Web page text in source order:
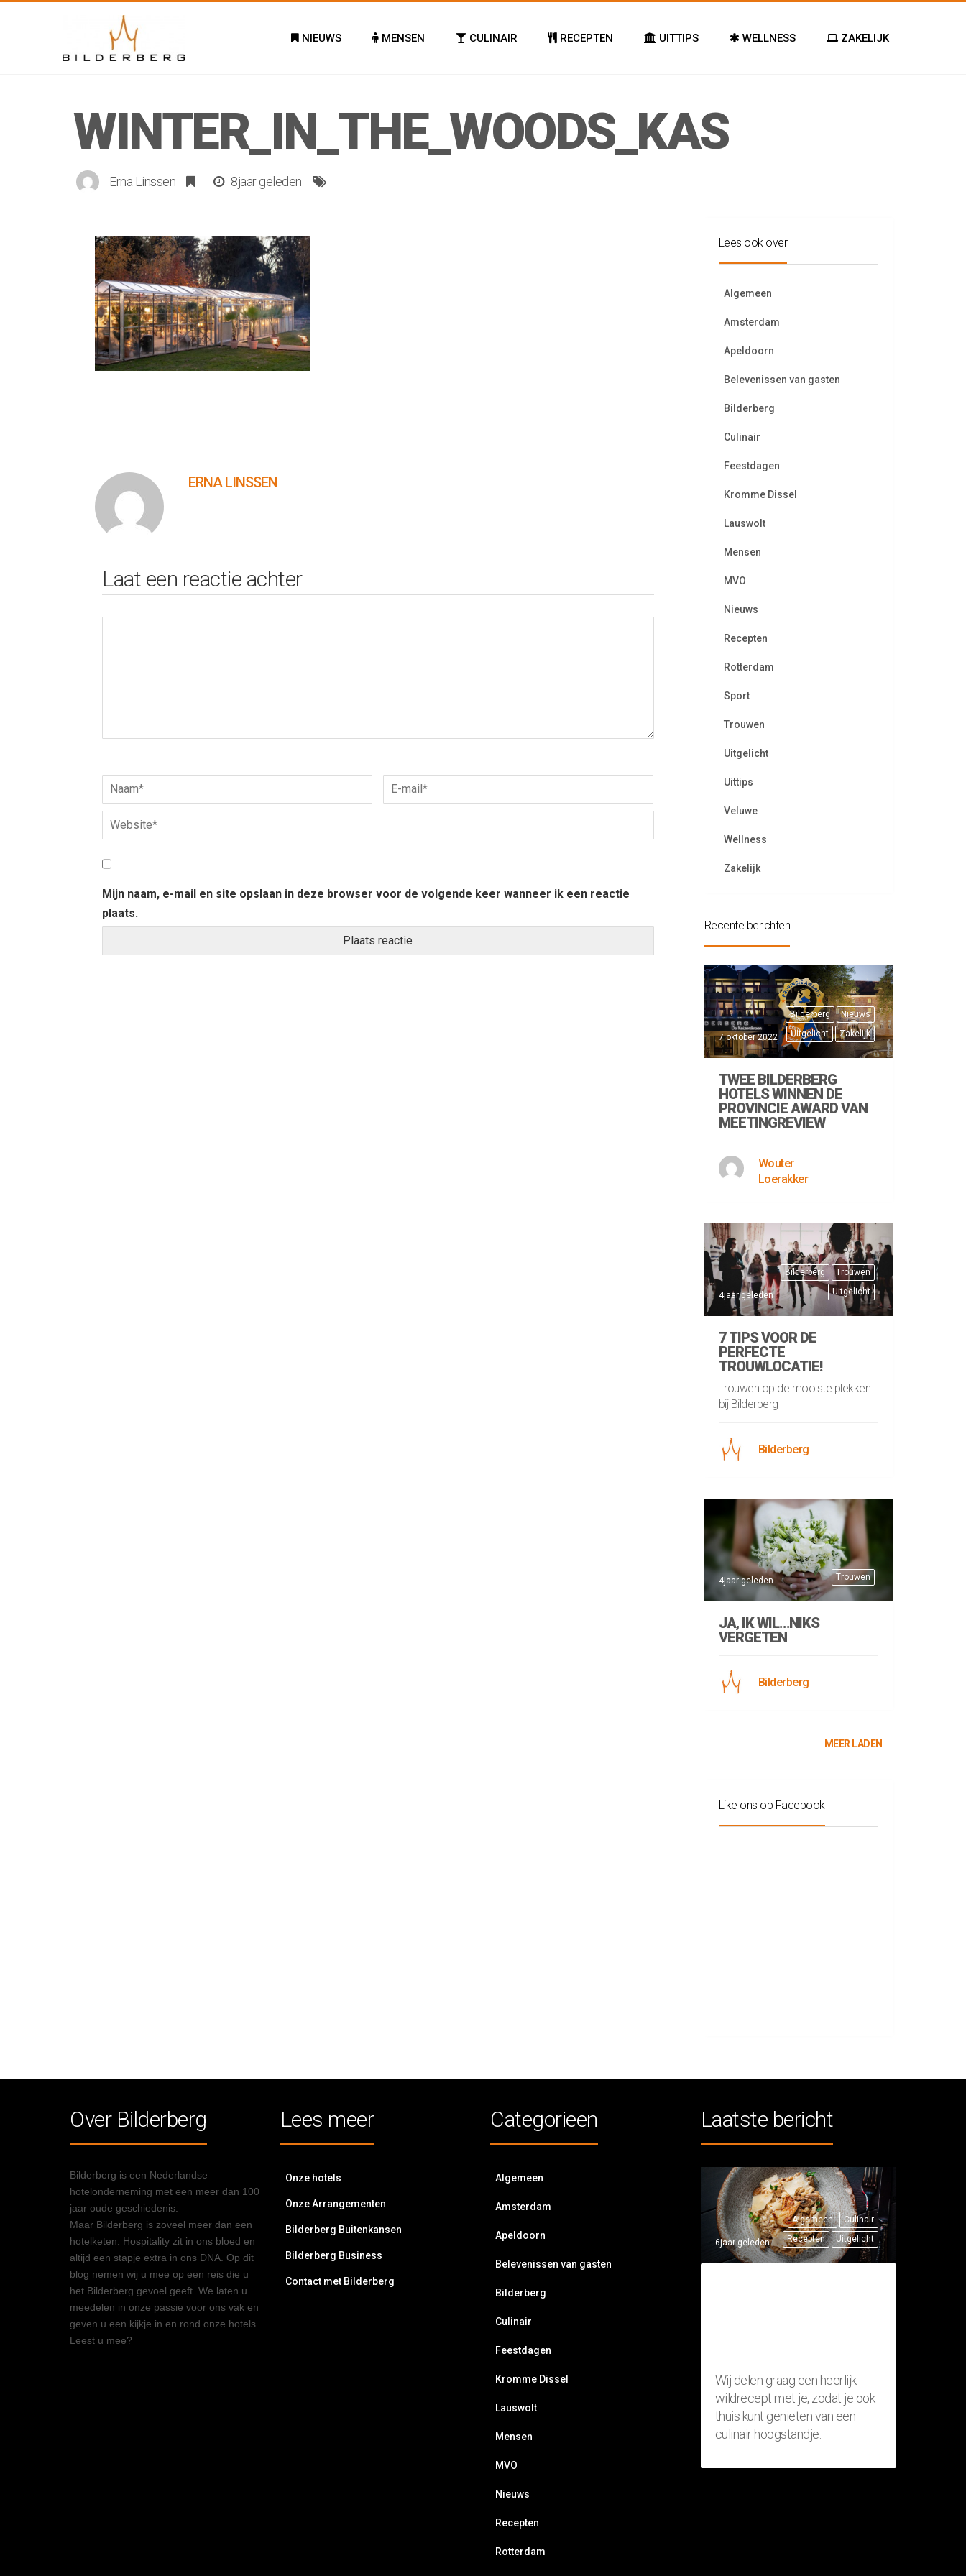
NIEUWS MENSEN CULINAIR RECEPTEN UITTIPS WELLNESS ZAKELIJK
WINTER_IN_THE_WOODS_KAS
Erna Linssen 8jaar geleden
ERNA LINSSEN
Laat een reactie achter
Mijn naam, e-mail en site opslaan in deze browser voor de volgende keer wanneer ik een reactie
plaats.
Lees ook over
Algemeen
Amsterdam
Apeldoorn
Belevenissen van gasten
Bilderberg
Culinair
Feestdagen
Kromme Dissel
Lauswolt
Mensen
MVO
Nieuws
Recepten
Rotterdam
Sport
Trouwen
Uitgelicht
Uittips
Veluwe
Wellness
Zakelijk
Recente berichten
Bilderberg
Nieuws
Uitgelicht
Zakelijk
7 oktober 2022
TWEE BILDERBERG
HOTELS WINNEN DE
PROVINCIE AWARD VAN
MEETINGREVIEW
Wouter
Loerakker
Bilderberg
Trouwen
Uitgelicht
4jaar geleden
7 TIPS VOOR DE
PERFECTE
TROUWLOCATIE!
Trouwen op de mooiste plekken
bij Bilderberg
Bilderberg
Trouwen
4jaar geleden
JA, IK WIL…NIKS
VERGETEN
Bilderberg
MEER LADEN
Like ons op Facebook
Over Bilderberg
Bilderberg is een Nederlandse
hotelonderneming met een meer dan 100
jaar oude geschiedenis.
Maar Bilderberg is zoveel meer dan een
hotelketen. Hospitality zit in ons bloed en
altijd een stapje extra in ons DNA. Op dit
blog nemen wij u mee op een reis die u
het Bilderberg gevoel geeft. We laten u
meedelen in onze passie voor ons vak en
geven u een kijkje in en rond onze hotels.
Leest u mee?
Lees meer
Onze hotels
Onze Arrangementen
Bilderberg Buitenkansen
Bilderberg Business
Contact met Bilderberg
Categorieen
Algemeen
Amsterdam
Apeldoorn
Belevenissen van gasten
Bilderberg
Culinair
Feestdagen
Kromme Dissel
Lauswolt
Mensen
MVO
Nieuws
Recepten
Rotterdam
Laatste bericht
Algemeen
Culinair
Recepten
Uitgelicht
6jaar geleden
Wij delen graag een heerlijk
wildrecept met je, zodat je ook
thuis kunt genieten van een
culinair hoogstandje.